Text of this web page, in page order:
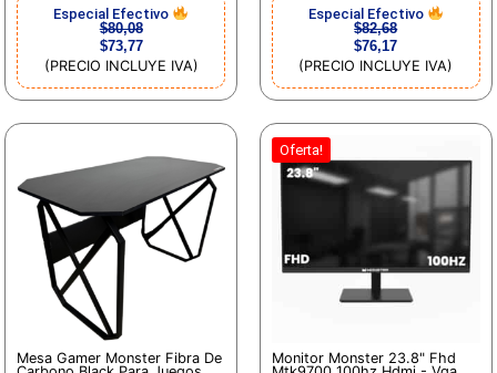
Especial Efectivo
$80,08
$73,77
(PRECIO INCLUYE IVA)
Especial Efectivo
$82,68
$76,17
(PRECIO INCLUYE IVA)
Mesa Gamer Monster Fibra De
Oferta!
Monitor Monster 23.8" Fhd